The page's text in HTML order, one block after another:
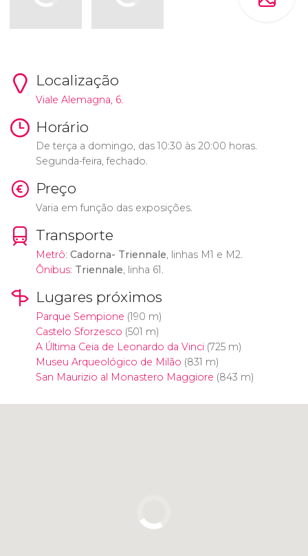
Localização
Viale Alemagna, 6.
Horário
De terça a domingo, das 10:30 às 20:00 horas.
Segunda-feira, fechado.
Preço
Varia em função das exposições.
Transporte
Metrô: Cadorna- Triennale, linhas M1 e M2.
Ônibus: Triennale, linha 61.
Lugares próximos
Parque Sempione (190 m)
Castelo Sforzesco (501 m)
A Última Ceia de Leonardo da Vinci(725 m)
Museu Arqueológico de Milão (831 m)
San Maurizio al Monastero Maggiore (843 m)